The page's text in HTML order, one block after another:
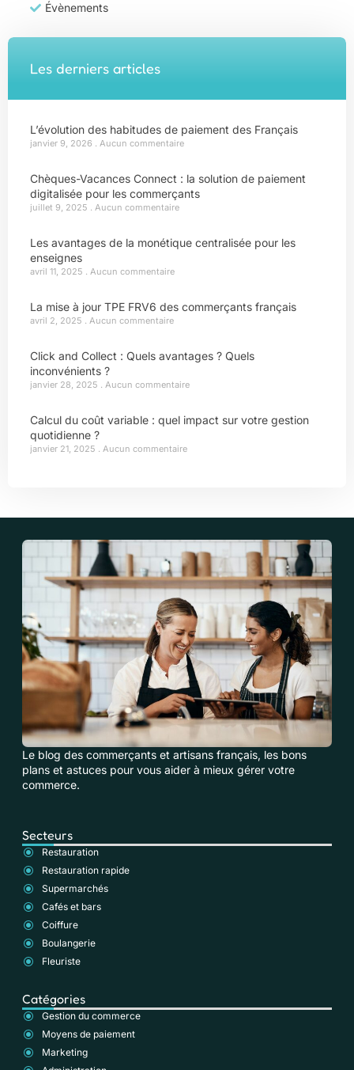
Évènements
Les derniers articles
L’évolution des habitudes de paiement des Français
janvier 9, 2026 Aucun commentaire
Chèques-Vacances Connect : la solution de paiement
digitalisée pour les commerçants
juillet 9, 2025 Aucun commentaire
Les avantages de la monétique centralisée pour les
enseignes
avril 11, 2025 Aucun commentaire
La mise à jour TPE FRV6 des commerçants français
avril 2, 2025 Aucun commentaire
Click and Collect : Quels avantages ? Quels
inconvénients ?
janvier 28, 2025 Aucun commentaire
Calcul du coût variable : quel impact sur votre gestion
quotidienne ?
janvier 21, 2025 Aucun commentaire
Le blog des commerçants et artisans français, les bons
plans et astuces pour vous aider à mieux gérer votre
commerce.
Secteurs
Restauration
Restauration rapide
Supermarchés
Cafés et bars
Coiffure
Boulangerie
Fleuriste
Catégories
Gestion du commerce
Moyens de paiement
Marketing